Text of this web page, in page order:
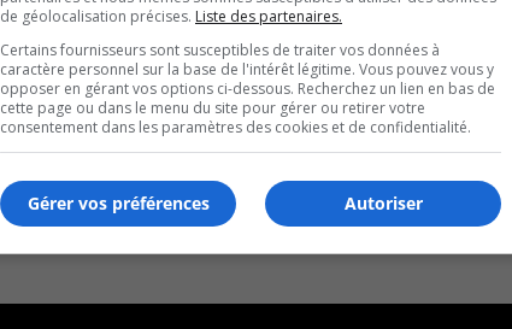
de géolocalisation précises. Liste des partenaires.
Certains fournisseurs sont susceptibles de traiter vos données à
caractère personnel sur la base de l'intérêt légitime. Vous pouvez vous y
opposer en gérant vos options ci-dessous. Recherchez un lien en bas de
cette page ou dans le menu du site pour gérer ou retirer votre
consentement dans les paramètres des cookies et de confidentialité.
Autoriser
Gérer vos préférences